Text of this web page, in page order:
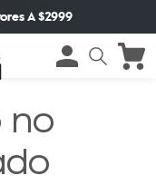
A $2999
no